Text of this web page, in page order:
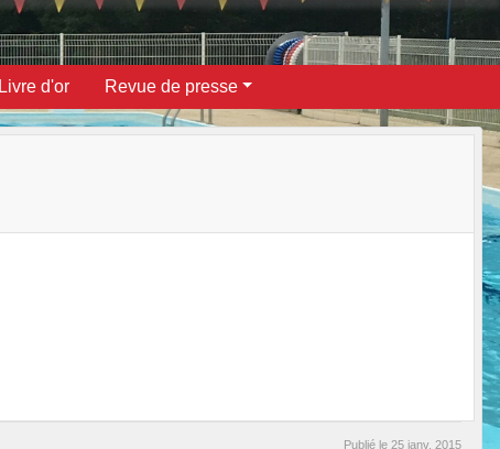
Livre d'or Revue de presse
Publié le 25 janv. 2015